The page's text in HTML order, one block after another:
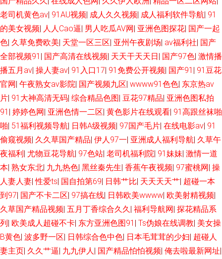
老司机黄色av| 91AU视频| 成人久久视频| 成人福利软件导航| 91
的美女视频| 人人Cao逼| 男人吃瓜AV网| 亚洲色图探花| 国产一起
色| 久草免费欧美| 天堂一区三区| 亚州午夜剧场| av福利社| 国产
全部视频91 | 国产高清在线视频| 天天干天天日| 国产97色| 激情播
播五月av| 操人妻av| 91入口17| 91免费公开视频| 国产91 | 91豆花
官网| 午夜熟女av影院| 国产视频九区| wwww91色色| 东京热av
片| 91大神高清无码| 综合精品色图| 豆花97精品| 亚洲色图私拍
91 | 婷婷色网| 亚洲色情一二区| 黄色影片在线观看| 91高跟丝袜啪
啪| 51福利视频导航| 日韩A级视频| 97国产毛片| 在线电影av| 91
偷窥视频| 久久草国产精品| 伊人97一| 亚洲成人福利导航| 久草午
夜福利| 尤物豆花导航| 97色站| 老司机福利院| 91妹妹| 激情一道
本| 熟女东北| 九九热色| 黑丝秦先生| 香蕉午夜视频| 97蜜桃网| 操
人妻人妻|性爱ts| 国自拍第69| 日韩艹比| 天天天天艹| 超碰一本
到97| 国产不卡二区| 97搞在线| 日韩欧美wwww| 欧美射精视频|
久草国产精品视频| 五月丁香综合久久| 福利导航网| 探花精品系
列| 欧美成人超碰不卡| 东方亚洲色图91 | Ts伪娘在线调教| 美女操
B黄色| 波多野一区| 日韩综合色中色| 日本毛茸茸的少妇| 超碰人
妻主页| 久久艹逼| 九九伊人| 国产精品怕怕视频| 俺去啦最新网址|